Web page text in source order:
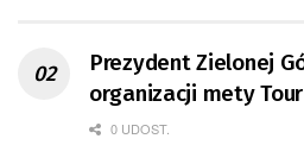
Prezydent Zielonej
organizacji mety
0 UDOST.